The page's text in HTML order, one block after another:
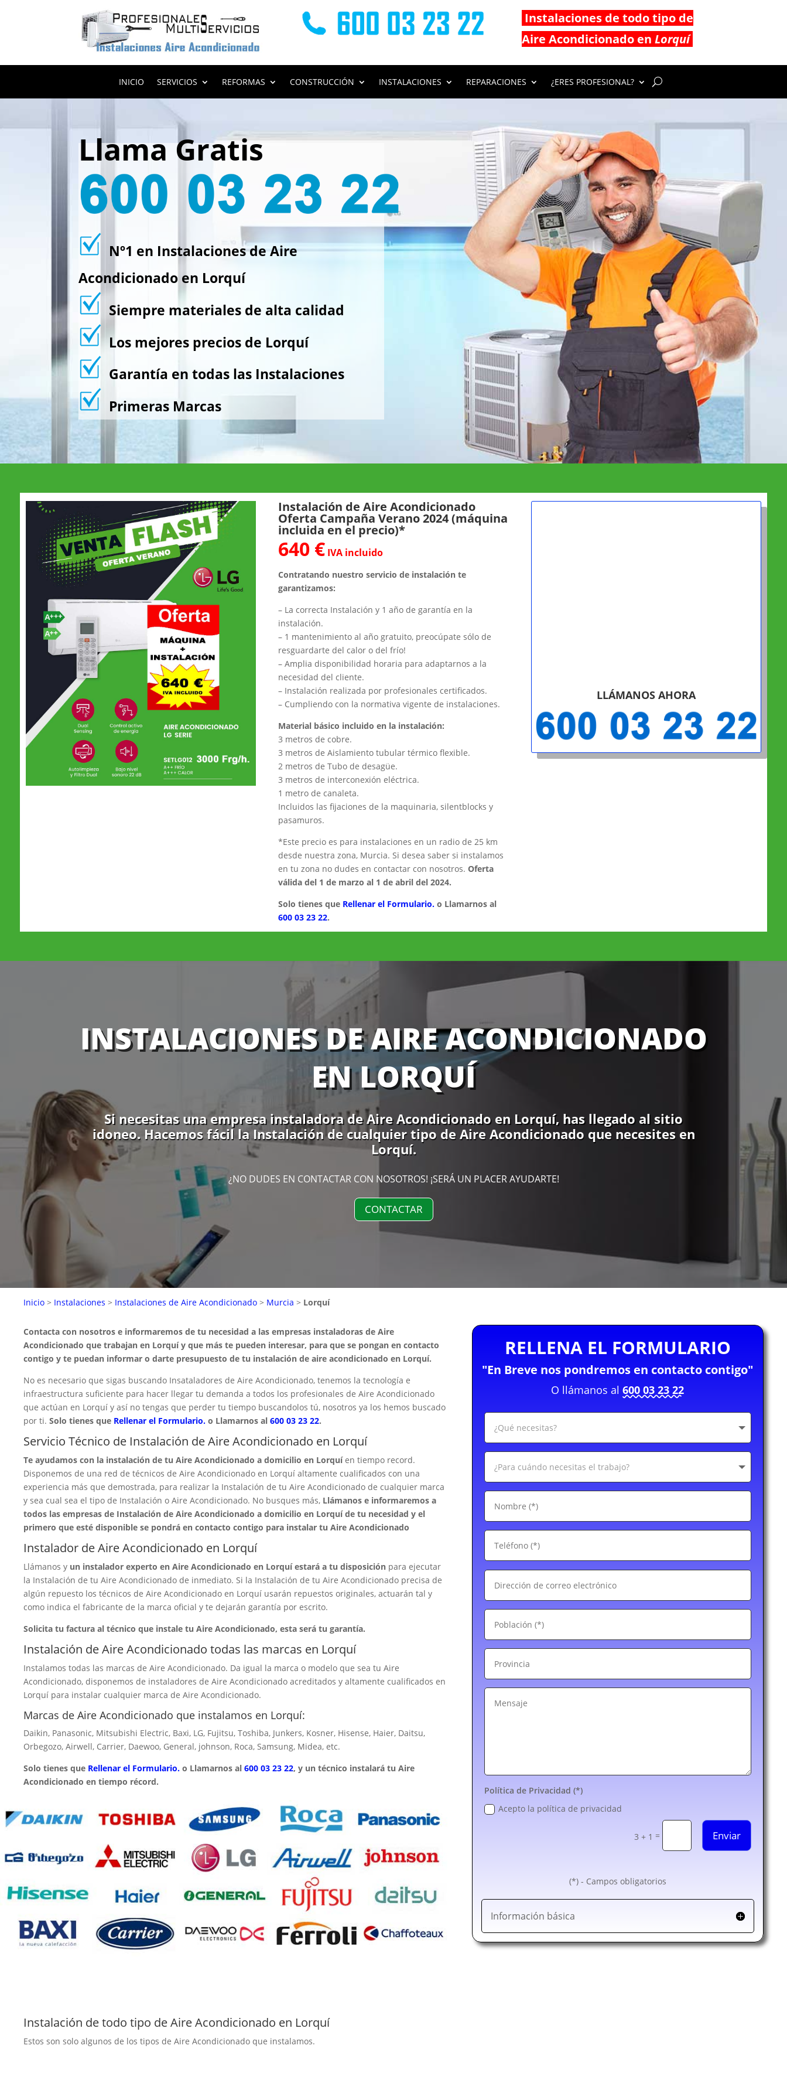
Instalaciones de todo tipo de
Aire Acondicionado en Lorquí
INICIO SERVICIOS REFORMAS CONSTRUCCIÓN INSTALACIONES REPARACIONES ¿ERES PROFESIONAL?
Llama Gratis
Nº1 en Instalaciones de Aire
Acondicionado en Lorquí
Siempre materiales de alta calidad
Los mejores precios de Lorquí
Garantía en todas las Instalaciones
Primeras Marcas
Instalación de Aire Acondicionado
Oferta Campaña Verano 2024 (máquina
incluida en el precio)*
640 € IVA incluido
Contratando nuestro servicio de instalación te
garantizamos:
– La correcta Instalación y 1 año de garantía en la
instalación.
– 1 mantenimiento al año gratuito, preocúpate sólo de
resguardarte del calor o del frío!
– Amplia disponibilidad horaria para adaptarnos a la
necesidad del cliente.
– Instalación realizada por profesionales certificados.
– Cumpliendo con la normativa vigente de instalaciones.
Material básico incluido en la instalación:
3 metros de cobre.
3 metros de Aislamiento tubular térmico flexible.
2 metros de Tubo de desagüe.
3 metros de interconexión eléctrica.
1 metro de canaleta.
Incluidos las fijaciones de la maquinaria, silentblocks y
pasamuros.
*Este precio es para instalaciones en un radio de 25 km
desde nuestra zona, Murcia. Si desea saber si instalamos
en tu zona no dudes en contactar con nosotros.Oferta
válida del 1 de marzo al 1 de abril del 2024.
Solo tienes que Rellenar el Formulario. o Llamarnos al
600 03 23 22.
LLÁMANOS AHORA
INSTALACIONES DE AIRE ACONDICIONADO
EN LORQUÍ
Si necesitas una empresa instaladora de Aire Acondicionado en Lorquí, has llegado al sitio
idoneo. Hacemos fácil la Instalación de cualquier tipo de Aire Acondicionado que necesites en
Lorquí.
¿NO DUDES EN CONTACTAR CON NOSOTROS! ¡SERÁ UN PLACER AYUDARTE!
CONTACTAR
Inicio > Instalaciones > Instalaciones de Aire Acondicionado > Murcia > Lorquí
Contacta con nosotros e informaremos de tu necesidad a las empresas instaladoras de Aire
Acondicionado que trabajan en Lorquí y que más te pueden interesar, para que se pongan en contacto
contigo y te puedan informar o darte presupuesto de tu instalación de aire acondicionado en Lorquí.
No es necesario que sigas buscando Insataladores de Aire Acondicionado, tenemos la tecnología e
infraestructura suficiente para hacer llegar tu demanda a todos los profesionales de Aire Acondicionado
que actúan en Lorquí y así no tengas que perder tu tiempo buscandolos tú, nosotros ya los hemos buscado
por ti. Solo tienes que Rellenar el Formulario. o Llamarnos al 600 03 23 22.
Servicio Técnico de Instalación de Aire Acondicionado en Lorquí
Te ayudamos con la instalación de tu Aire Acondicionado a domicilio en Lorquíen tiempo record.
Disponemos de una red de técnicos de Aire Acondicionado en Lorquí altamente cualificados con una
experiencia más que demostrada, para realizar la Instalación de tu Aire Acondicionado de cualquier marca
y sea cual sea el tipo de Instalación o Aire Acondicionado. No busques más, Llámanos e informaremos a
todos las empresas de Instalación de Aire Acondicionado a domicilio en Lorquí de tu necesidad y el
primero que esté disponible se pondrá en contacto contigo para instalar tu Aire Acondicionado
Instalador de Aire Acondicionado en Lorquí
Llámanos y un instalador experto en Aire Acondicionado en Lorquí estará a tu disposición para ejecutar
la Instalación de tu Aire Acondicionado de inmediato. Si la Instalación de tu Aire Acondicionado precisa de
algún repuesto los técnicos de Aire Acondicionado en Lorquí usarán repuestos originales, actuarán tal y
como indica el fabricante de la marca oficial y te dejarán garantía por escrito.
Solicita tu factura al técnico que instale tu Aire Acondicionado, esta será tu garantía.
Instalación de Aire Acondicionado todas las marcas en Lorquí
Instalamos todas las marcas de Aire Acondicionado. Da igual la marca o modelo que sea tu Aire
Acondicionado, disponemos de instaladores de Aire Acondicionado acreditados y altamente cualificados en
Lorquí para instalar cualquier marca de Aire Acondicionado.
Marcas de Aire Acondicionado que instalamos en Lorquí:
Daikin, Panasonic, Mitsubishi Electric, Baxi, LG, Fujitsu, Toshiba, Junkers, Kosner, Hisense, Haier, Daitsu,
Orbegozo, Airwell, Carrier, Daewoo, General, johnson, Roca, Samsung, Midea, etc.
Solo tienes que Rellenar el Formulario. o Llamarnos al 600 03 23 22, y un técnico instalará tu Aire
Acondicionado en tiempo récord.
RELLENA EL FORMULARIO
"En Breve nos pondremos en contacto contigo"
O llámanos al600 03 23 22
Política de Privacidad (*)
Acepto la política de privacidad
3 + 1 = Enviar
(*) - Campos obligatorios
Información básica
Instalación de todo tipo de Aire Acondicionado en Lorquí
Estos son solo algunos de los tipos de Aire Acondicionado que instalamos.